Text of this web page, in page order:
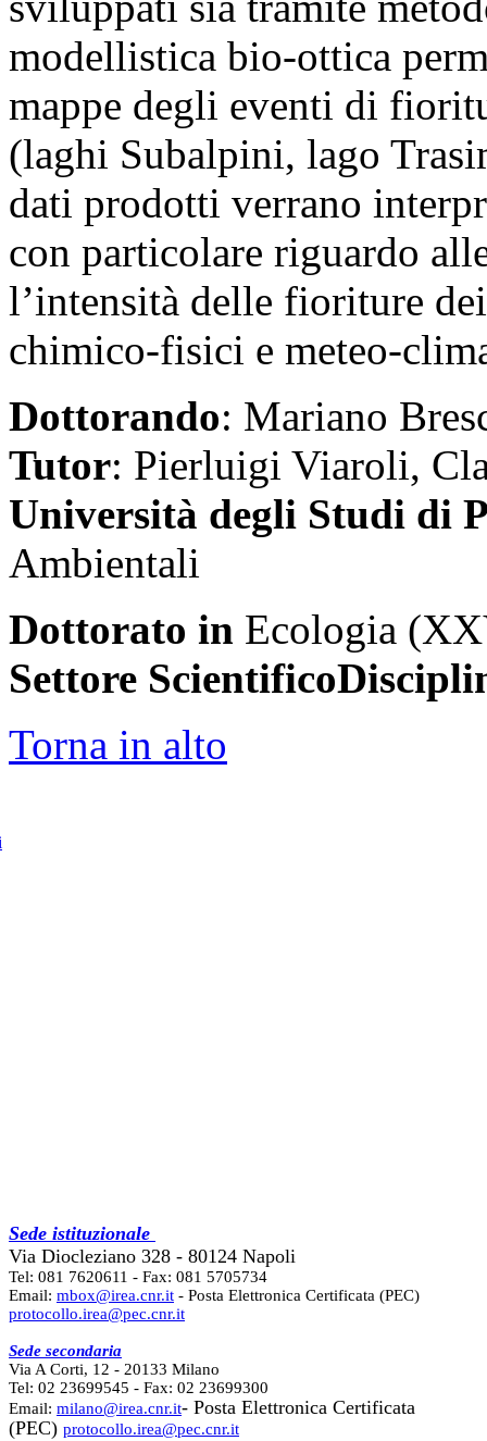
modellistica bio-ottica
mappe degli eventi di
(laghi Subalpini, lago
dati prodotti verrano
con particolare riguardo
l’intensità delle fioriture
chimico-fisici e meteo-
Dottorando: Mariano
Tutor: Pierluigi Viaroli,
Università degli Studi di
Ambientali
Dottorato in Ecologia
Settore
Torna in alto
Sede istituzionale
Via Diocleziano 328 - 80124 Napoli
Tel: 081 7620611 - Fax: 081 5705734
Email: mbox@irea.cnr.it - Posta Elettronica Certificata (PEC)
protocollo.irea@pec.cnr.it
Sede secondaria
Via A Corti, 12 - 20133 Milano
Tel: 02 23699545 - Fax: 02 23699300
Email: milano@irea.cnr.it- Posta Elettronica Certificata
(PEC) protocollo.irea@pec.cnr.it